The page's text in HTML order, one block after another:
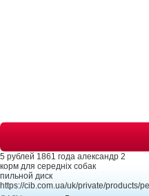
5 рублей 1861 года александр 2
корм для середніх собак
пильной диск
https://cib.com.ua/uk/private/products/